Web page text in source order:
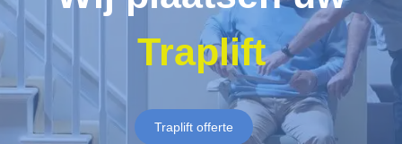
Traplift
Traplift offerte